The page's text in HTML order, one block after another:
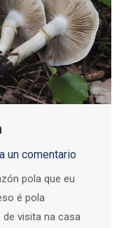
un comentario
pola que eu
é pola
visita na casa